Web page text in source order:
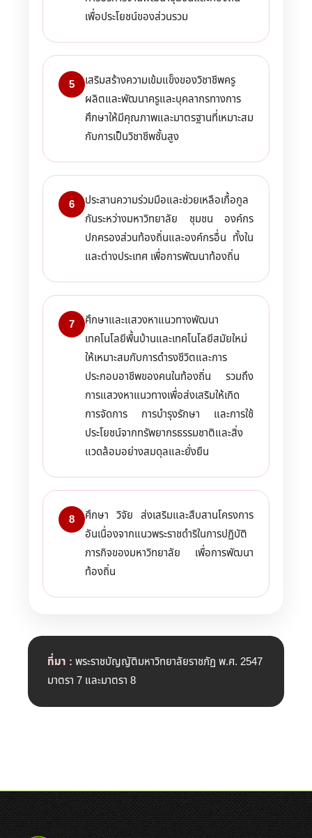
เพื่อประโยชน์ของส่วนรวม
5
เสริมสร้างความเข้มแข็งของวิชาชีพครู
ผลิตและพัฒนาครูและบุคลากรทางการ
ศึกษาให้มีคุณภาพและมาตรฐานที่เหมาะสม
กับการเป็นวิชาชีพชั้นสูง
6
ประสานความร่วมมือและช่วยเหลือเกื้อกูล
กันระหว่างมหาวิทยาลัย ชุมชน องค์กร
ปกครองส่วนท้องถิ่นและองค์กรอื่น ทั้งใน
และต่างประเทศ เพื่อการพัฒนาท้องถิ่น
7
ศึกษาและแสวงหาแนวทางพัฒนา
เทคโนโลยีพื้นบ้านและเทคโนโลยีสมัยใหม่
ให้เหมาะสมกับการดำรงชีวิตและการ
ประกอบอาชีพของคนในท้องถิ่น รวมถึง
การแสวงหาแนวทางเพื่อส่งเสริมให้เกิด
การจัดการ การบำรุงรักษา และการใช้
ประโยชน์จากทรัพยากรธรรมชาติและสิ่ง
แวดล้อมอย่างสมดุลและยั่งยืน
8
ศึกษา วิจัย ส่งเสริมและสืบสานโครงการ
อันเนื่องจากแนวพระราชดำริในการปฏิบัติ
ภารกิจของมหาวิทยาลัย เพื่อการพัฒนา
ท้องถิ่น
ที่มา : พระราชบัญญัติมหาวิทยาลัยราชภัฏ พ.ศ. 2547
มาตรา 7 และมาตรา 8